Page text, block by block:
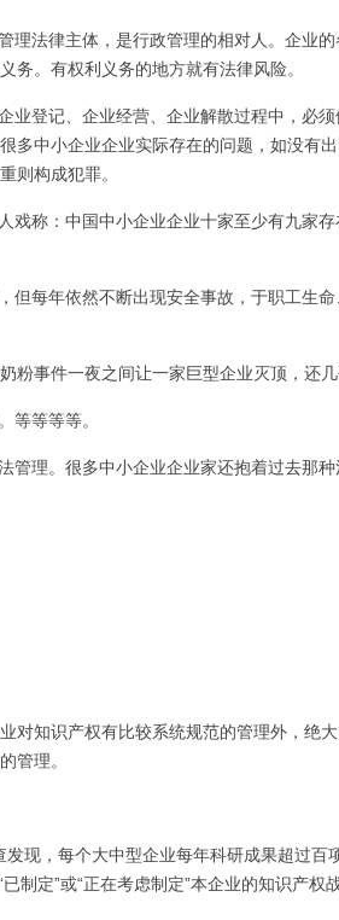
理法律主体，是行政管理的相对人。企业
务。有权利义务的地方就有法律风险。
业登记、企业经营、企业解散过程中，必
多中小企业企业实际存在的问题，如没有
则构成犯罪。
戏称：中国中小企业企业十家至少有九家
但每年依然不断出现安全事故，于职工生
粉事件一夜之间让一家巨型企业灭顶，还
等等等等。
管理。很多中小企业企业家还抱着过去那
对知识产权有比较系统规范的管理外，绝
管理。
现，每个大中型企业每年科研成果超过
制定”或“正在考虑制定”本企业的知识产权